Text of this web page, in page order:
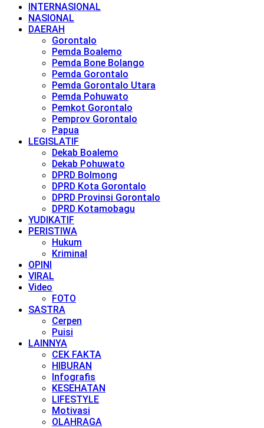
INTERNASIONAL
NASIONAL
DAERAH
Gorontalo
Pemda Boalemo
Pemda Bone Bolango
Pemda Gorontalo
Pemda Gorontalo Utara
Pemda Pohuwato
Pemkot Gorontalo
Pemprov Gorontalo
Papua
LEGISLATIF
Dekab Boalemo
Dekab Pohuwato
DPRD Bolmong
DPRD Kota Gorontalo
DPRD Provinsi Gorontalo
DPRD Kotamobagu
YUDIKATIF
PERISTIWA
Hukum
Kriminal
OPINI
VIRAL
Video
FOTO
SASTRA
Cerpen
Puisi
LAINNYA
CEK FAKTA
HIBURAN
Infografis
KESEHATAN
LIFESTYLE
Motivasi
OLAHRAGA